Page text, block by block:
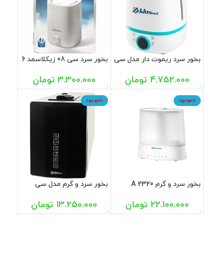
بخور سرد ریموت دار مدل سی
4.752.000 تومان
بخور سرد سی 08 زیکلاسمد 6
3.300.000 تومان
ناموجود
بخور سرد و گرم A 2320
22.100.000 تومان
ناموجود
بخور سرد و گرم مدل سی
13.250.000 تومان